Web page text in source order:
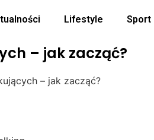
Lifestyle Sport
– jak zacząć?
– jak zacząć?